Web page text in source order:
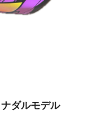
ダルモデル